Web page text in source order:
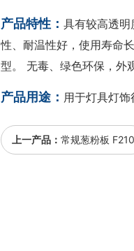
产品特性： 具有较高透
性、耐温性好，使用寿命
型。 无毒、绿色环保，外
产品用途： 用于灯具灯饰
上一产品： 常规葱粉板 F210